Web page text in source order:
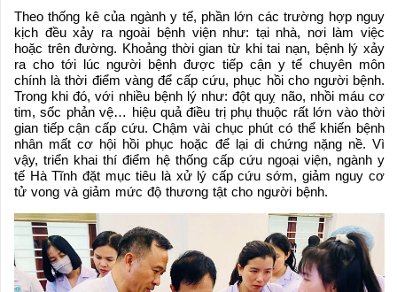
Theo thống kê của ngành y tế, phần lớn các trường hợp nguy
kịch đều xảy ra ngoài bệnh viện như: tại nhà, nơi làm việc
hoặc trên đường. Khoảng thời gian từ khi tai nạn, bệnh lý xảy
ra cho tới lúc người bệnh được tiếp cận y tế chuyên môn
chính là thời điểm vàng để cấp cứu, phục hồi cho người bệnh.
Trong khi đó, với nhiều bệnh lý như: đột quỵ não, nhồi máu cơ
tim, sốc phản vệ… hiệu quả điều trị phụ thuộc rất lớn vào thời
gian tiếp cận cấp cứu. Chậm vài chục phút có thể khiến bệnh
nhân mất cơ hội hồi phục hoặc để lại di chứng nặng nề. Vì
vậy, triển khai thí điểm hệ thống cấp cứu ngoại viện, ngành y
tế Hà Tĩnh đặt mục tiêu là xử lý cấp cứu sớm, giảm nguy cơ
tử vong và giảm mức độ thương tật cho người bệnh.